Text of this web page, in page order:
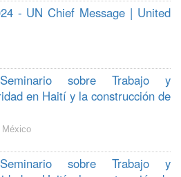
- UN Chief Message | United
sobre Trabajo y
en Haití y la construcción de
México
sobre Trabajo y